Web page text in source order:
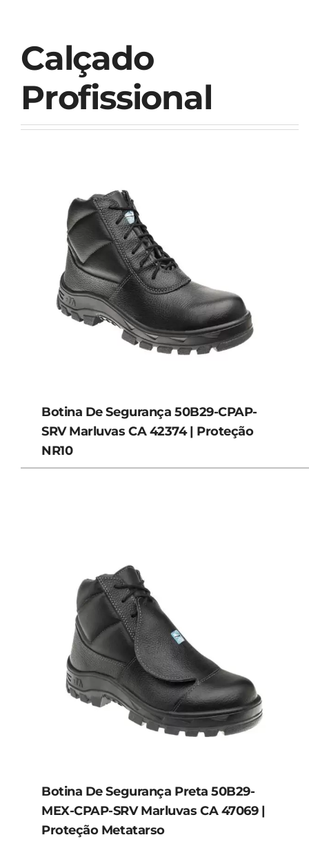
Calçado
Profissional
Botina De Segurança 50B29-CPAP-
SRV Marluvas CA 42374 | Proteção
NR10
Botina De Segurança Preta 50B29-
MEX-CPAP-SRV Marluvas CA 47069 |
Proteção Metatarso